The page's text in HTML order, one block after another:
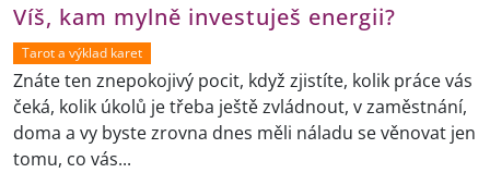
Víš, kam mylně investuješ energii?
Tarot a výklad karet
Znáte ten znepokojivý pocit, když zjistíte, kolik práce vás
čeká, kolik úkolů je třeba ještě zvládnout, v zaměstnání,
doma a vy byste zrovna dnes měli náladu se věnovat jen
tomu, co vás...